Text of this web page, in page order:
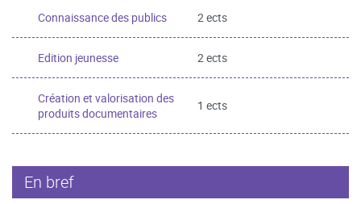
Connaissance des publics 2 ects
Edition jeunesse 2 ects
Création et valorisation des
produits documentaires
1 ects
En bref